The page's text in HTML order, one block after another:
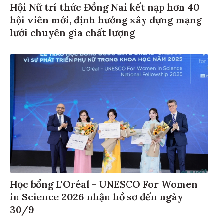
Hội Nữ trí thức Đồng Nai kết nạp hơn 40
hội viên mới, định hướng xây dựng mạng
lưới chuyên gia chất lượng
Học bổng L'Oréal - UNESCO For Women
in Science 2026 nhận hồ sơ đến ngày
30/9